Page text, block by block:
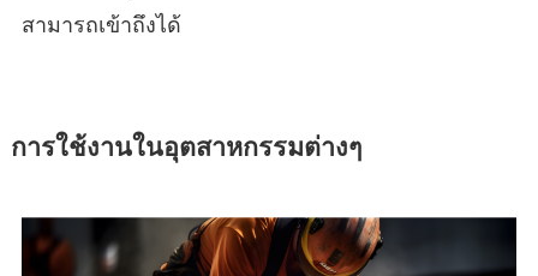
สามารถเข้าถึงได้
การใช้งานในอุตสาหกรรมต่างๆ